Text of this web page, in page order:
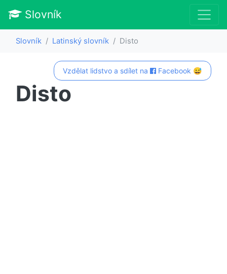
Slovník
Slovník Latinský slovník Disto
Vzdělat lidstvo a sdílet na Facebook 😅
Disto